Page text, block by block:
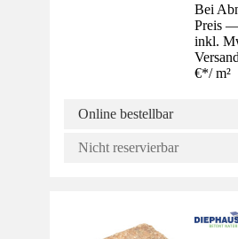
Bei
Preis
inkl.
€*/ m²
Online bestellbar
Nicht reservierbar